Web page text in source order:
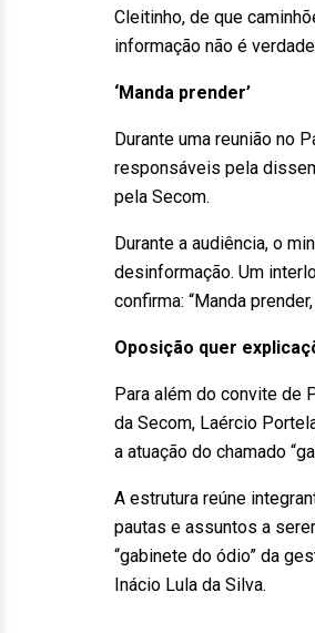
Cleitinho, de que
informação não é
‘Manda prender’
Durante uma reunião no
responsáveis pela
pela Secom.
Durante a audiência, o
desinformação. Um
confirma: “Manda
Oposição quer
Para além do convite de
da Secom, Laércio
a atuação do chamado
A estrutura reúne
pautas e assuntos a
“gabinete do ódio” da
Inácio Lula da Silva.